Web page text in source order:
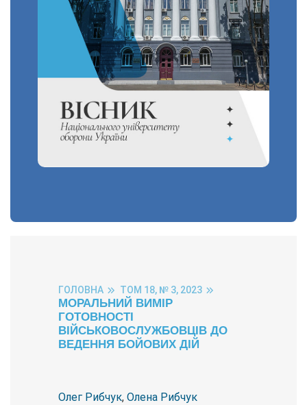
ГОЛОВНА ТОМ 18, № 3, 2023
МОРАЛЬНИЙ ВИМІР
ГОТОВНОСТІ
ВІЙСЬКОВОСЛУЖБОВЦІВ ДО
ВЕДЕННЯ БОЙОВИХ ДІЙ
Олег Рибчук, Олена Рибчук